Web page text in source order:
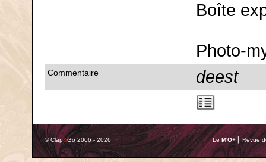
Boîte
Photo-
Commentaire deest
© Clap&Go 2006 - 2026 Le M'O+ ⎢ Revue